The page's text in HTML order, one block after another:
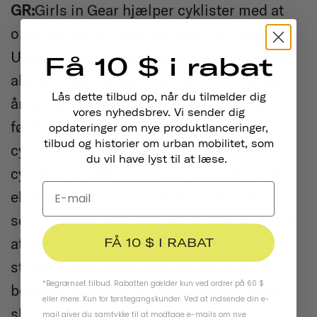
GR:Girls in Gear hjælper cyklister med at
opbygge selvtillid på og uden for cyklen.
Ugentlige sessioner, der er tilrettelagt med
alderssvarende lektioner for cyklister på 5
år og opefter, fokuserer på en blanding af
følelsesmæssig udvikling,
cykelvedligeholdelse og sikre
cykelkundskaber. Vi finder, at cykler er et
ekstraordinært redskab til forandring i os
selv og vores samfund, da de kan bruges til
at lære om venlighed, medfølelse og indre
styrke. I dette miljø fører samtaler om at
bede om hjælp til at forstå, hvordan man
skifter gear på en cykel;
Få 10 $ i rabat
Lås dette tilbud op, når du tilmelder dig
vores nyhedsbrev. Vi sender dig
opdateringer om nye produktlanceringer,
tilbud og historier om urban mobilitet, som
du vil have lyst til at læse.
FÅ 10 $ I RABAT
*Begrænset tilbud. Rabatten gælder kun ved ordrer på 60 $
eller mere. Kun for førstegangskunder. Ved at indsende din e-
mail giver du samtykke til at modtage e-mails om nye